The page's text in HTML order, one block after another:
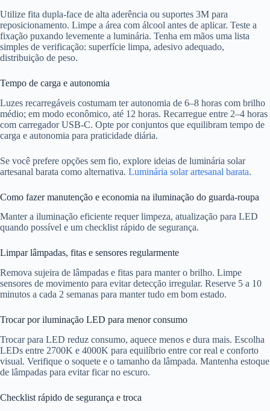
Utilize fita dupla-face de alta aderência ou suportes 3M para
reposicionamento. Limpe a área com álcool antes de aplicar. Teste a
fixação puxando levemente a luminária. Tenha em mãos uma lista
simples de verificação: superfície limpa, adesivo adequado,
distribuição de peso.
Tempo de carga e autonomia
Luzes recarregáveis costumam ter autonomia de 6–8 horas com brilho
médio; em modo econômico, até 12 horas. Recarregue entre 2–4 horas
com carregador USB-C. Opte por conjuntos que equilibram tempo de
carga e autonomia para praticidade diária.
Se você prefere opções sem fio, explore ideias de luminária solar
artesanal barata como alternativa. Luminária solar artesanal barata.
Como fazer manutenção e economia na iluminação do guarda-roupa
Manter a iluminação eficiente requer limpeza, atualização para LED
quando possível e um checklist rápido de segurança.
Limpar lâmpadas, fitas e sensores regularmente
Remova sujeira de lâmpadas e fitas para manter o brilho. Limpe
sensores de movimento para evitar detecção irregular. Reserve 5 a 10
minutos a cada 2 semanas para manter tudo em bom estado.
Trocar por iluminação LED para menor consumo
Trocar para LED reduz consumo, aquece menos e dura mais. Escolha
LEDs entre 2700K e 4000K para equilíbrio entre cor real e conforto
visual. Verifique o soquete e o tamanho da lâmpada. Mantenha estoque
de lâmpadas para evitar ficar no escuro.
Checklist rápido de segurança e troca